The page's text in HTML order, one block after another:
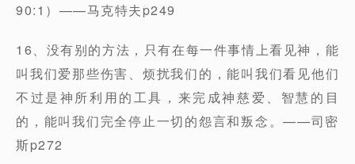
90:1）——马克特夫p249
16、没有别的方法，只有在每一件事情上看见神，能
叫我们爱那些伤害、烦扰我们的，能叫我们看见他们
不过是神所利用的工具，来完成神慈爱、智慧的目
的，能叫我们完全停止一切的怨言和叛念。——司密
斯p272